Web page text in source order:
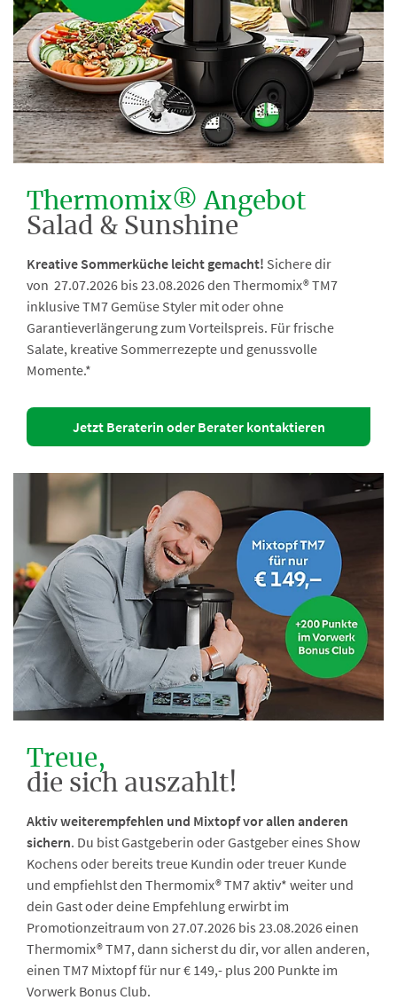
Thermomix® Angebot
Salad & Sunshine
Kreative Sommerküche leicht gemacht! Sichere dir
von 27.07.2026 bis 23.08.2026 den Thermomix® TM7
inklusive TM7 Gemüse Styler mit oder ohne
Garantieverlängerung zum Vorteilspreis. Für frische
Salate, kreative Sommerrezepte und genussvolle
Momente.*
Jetzt Beraterin oder Berater kontaktieren
Treue,
die sich auszahlt!
Aktiv weiterempfehlen und Mixtopf vor allen anderen
sichern. Du bist Gastgeberin oder Gastgeber eines Show
Kochens oder bereits treue Kundin oder treuer Kunde
und empfiehlst den Thermomix® TM7 aktiv* weiter und
dein Gast oder deine Empfehlung erwirbt im
Promotionzeitraum von 27.07.2026 bis 23.08.2026 einen
Thermomix® TM7, dann sicherst du dir, vor allen anderen,
einen TM7 Mixtopf für nur € 149,- plus 200 Punkte im
Vorwerk Bonus Club.